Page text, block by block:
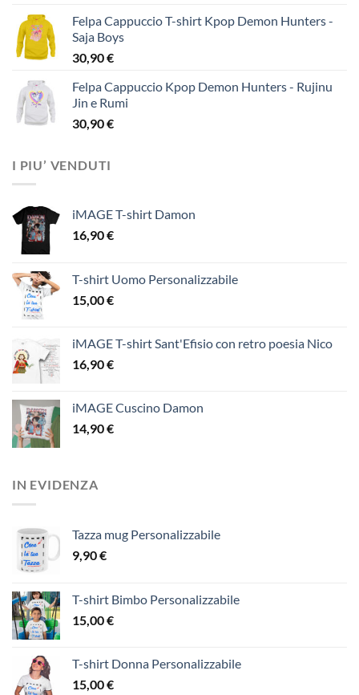
Felpa Cappuccio T-shirt Kpop Demon Hunters -
Saja Boys
30,90€
Felpa Cappuccio Kpop Demon Hunters - Rujinu
Jin e Rumi
30,90€
I PIU’ VENDUTI
iMAGE T-shirt Damon
16,90€
T-shirt Uomo Personalizzabile
15,00€
iMAGE T-shirt Sant'Efisio con retro poesia Nico
16,90€
iMAGE Cuscino Damon
14,90€
IN EVIDENZA
Tazza mug Personalizzabile
9,90€
T-shirt Bimbo Personalizzabile
15,00€
T-shirt Donna Personalizzabile
15,00€